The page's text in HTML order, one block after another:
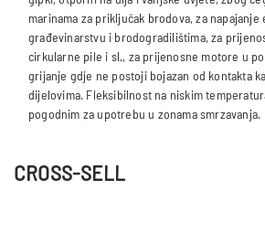
marinama za priključak brodova, za
građevinarstvu i brodogradilištima, za
cirkularne pile i sl., za prijenosne motore u
grijanje gdje ne postoji bojazan od kontakta
dijelovima. Fleksibilnost na niskim
CROSS-SELL